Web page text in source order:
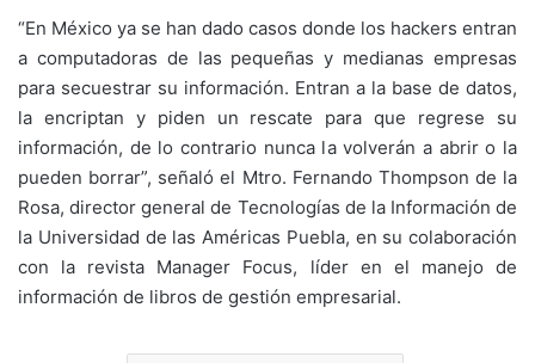
“En México ya se han dado casos donde los hackers entran
a computadoras de las pequeñas y medianas empresas
para secuestrar su información. Entran a la base de datos,
la encriptan y piden un rescate para que regrese su
información, de lo contrario nunca la volverán a abrir o la
pueden borrar”, señaló el Mtro. Fernando Thompson de la
Rosa, director general de Tecnologías de la Información de
la Universidad de las Américas Puebla, en su colaboración
con la revista Manager Focus, líder en el manejo de
información de libros de gestión empresarial.